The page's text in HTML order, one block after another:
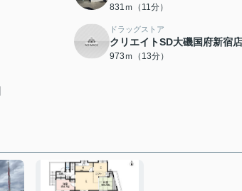
831ｍ（11分）
ドラッグストア
クリエイトSD大磯国府新宿店
973ｍ（13分）